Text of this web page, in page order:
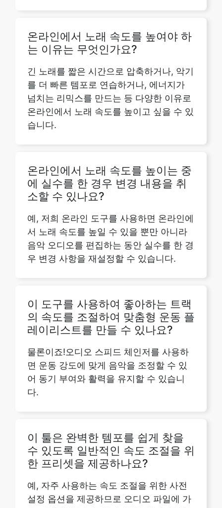
를 더 빠른 템포로 연습하거나, 에너지가
넘치는 리믹스를 만드는 등 다양한 이유로
온라인에서 노래 속도를 높이고 싶을 수 있
습니다.
온라인에서 노래 속도를 높이는 중
예, 저희 온라인 도구를 사용하면 온라인에
서 노래 속도를 높일 수 있을 뿐만 아니라
음악 오디오를 편집하는 동안 실수를 한 경
우 변경 사항을 재설정할 수 있습니다.
이 도구를 사용하여 좋아하는 트랙
물론이죠!오디오 스피드 체인저를 사용하
면 운동 강도에 맞게 음악을 조정할 수 있
어 동기 부여와 활력을 유지할 수 있습니
다.
이 툴은 완벽한 템포를 쉽게 찾을
예, 자주 사용하는 속도 조절을 위한 사전
설정 옵션을 제공하므로 오디오 파일에 가
장 적합한 템포를 찾는 과정이 간소화됩니
다.